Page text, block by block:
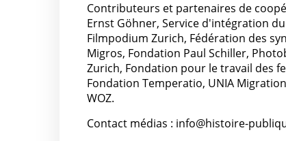
Contributeurs et partenaires de
Ernst Göhner, Service d'intégration
Filmpodium Zurich, Fédération des
Migros, Fondation Paul Schiller,
Zurich, Fondation pour le travail des
Fondation Temperatio, UNIA
WOZ.
Contact médias : info@histoire-